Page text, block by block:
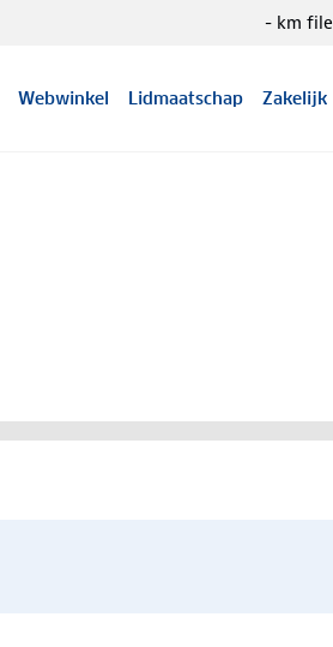
Webwinkel Lidmaatschap Zakelijk
- km file